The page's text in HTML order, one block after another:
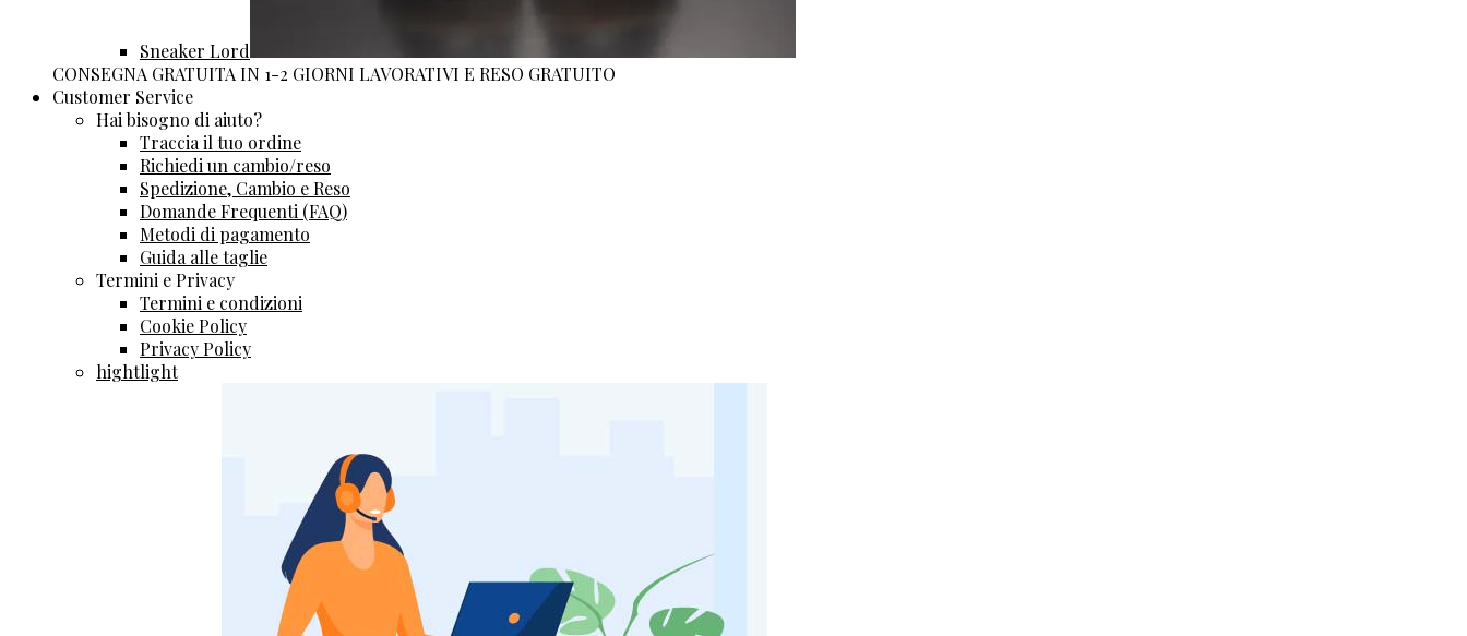
Sneaker Lord
CONSEGNA GRATUITA IN 1-2 GIORNI LAVORATIVI E RESO GRATUITO
Customer Service
Hai bisogno di aiuto?
Traccia il tuo ordine
Richiedi un cambio/reso
Spedizione, Cambio e Reso
Domande Frequenti (FAQ)
Metodi di pagamento
Guida alle taglie
Termini e Privacy
Termini e condizioni
Cookie Policy
Privacy Policy
hightlight